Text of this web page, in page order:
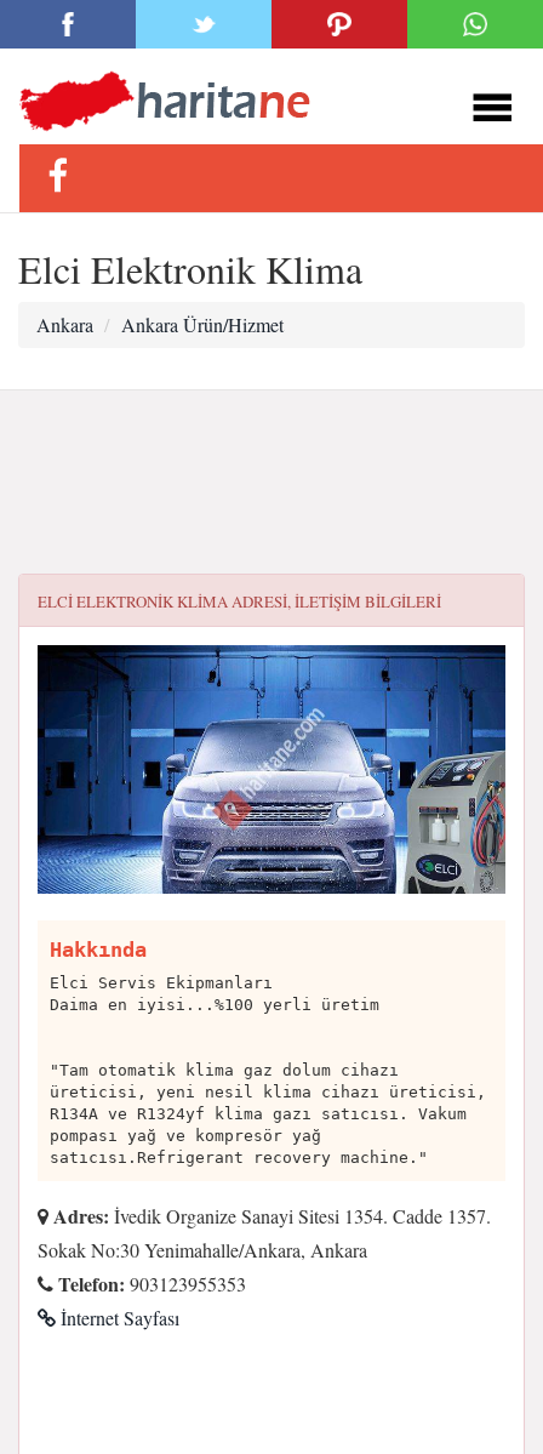
Elci Elektronik Klima
Ankara Ankara Ürün/Hizmet
ELCI ELEKTRONIK KLIMAADRESI, ILETIŞIM BILGILERI
Hakkında
Elci Servis Ekipmanları
Daima en iyisi...%100 yerli üretim
"Tam otomatik klima gaz dolum cihazı
üreticisi, yeni nesil klima cihazı üreticisi,
R134A ve R1324yf klima gazı satıcısı. Vakum
pompası yağ ve kompresör yağ
satıcısı.Refrigerant recovery machine."
Adres: İvedik Organize Sanayi Sitesi 1354. Cadde 1357.
Sokak No:30 Yenimahalle/Ankara, Ankara
Telefon: 903123955353
İnternet Sayfası